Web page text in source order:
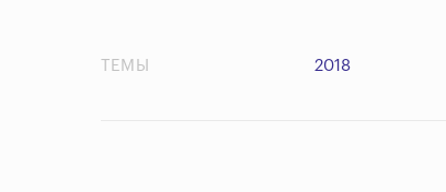
ТЕМЫ 2018